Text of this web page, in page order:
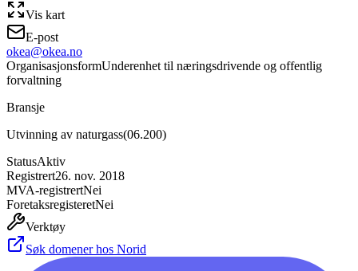
Vis kart
E-post
okea@okea.no
OrganisasjonsformUnderenhet til næringsdrivende og offentlig
forvaltning
Bransje
Utvinning av naturgass(06.200)
StatusAktiv
Registrert26. nov. 2018
MVA-registrertNei
ForetaksregisteretNei
Verktøy
Søk domener hos Norid